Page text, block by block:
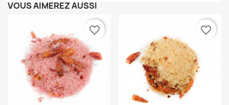
VOUS AIMEREZ AUSSI
favorite_border favorite_border